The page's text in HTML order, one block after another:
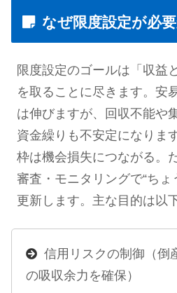
なぜ限度設定が必
限度設定のゴールは「収益
を取ることに尽きます。安
は伸びますが、回収不能や
資金繰りも不安定になりま
枠は機会損失につながる。
審査・モニタリングで“ちょ
更新します。主な目的は以
信用リスクの制御（倒
の吸収余力を確保）